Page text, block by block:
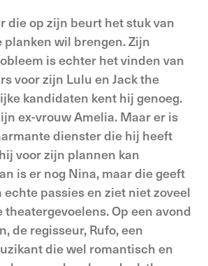
die op zijn beurt het stuk van
planken wil brengen. Zijn
is echter het vinden van
voor zijn Lulu en Jack the
kandidaten kent hij genoeg.
ex-vrouw Amelia. Maar er is
dienster die hij heeft
voor zijn plannen kan
is er nog Nina, maar die geeft
echte passies en ziet niet zoveel
Op een avond
de regisseur, Rufo, een
die wel romantisch en